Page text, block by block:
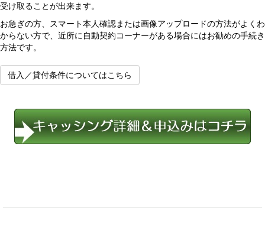
受け取ることが出来ます。
お急ぎの方、スマート本人確認または画像アップロードの方法がよくわ
からない方で、近所に自動契約コーナーがある場合にはお勧めの手続き
方法です。
借入／貸付条件についてはこちら